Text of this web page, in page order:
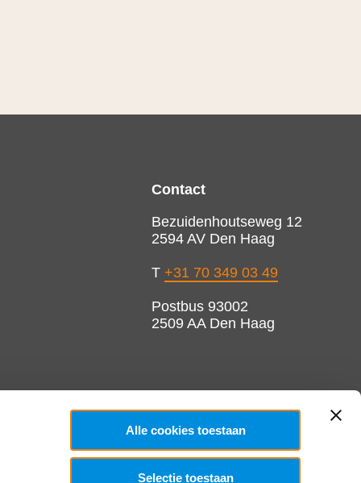
Alle cookies toestaan
Selectie toestaan
Contact
Bezuidenhoutseweg 12
2594 AV Den Haag
T +31 70 349 03 49
Postbus 93002
2509 AA Den Haag